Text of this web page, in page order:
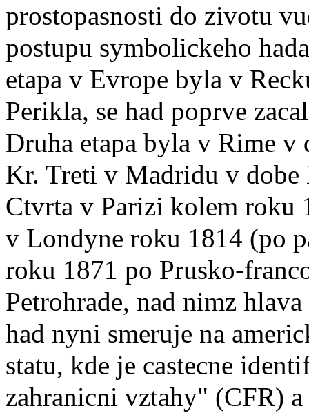
prostopasnosti do zivotu
postupu symbolickeho
etapa v Evrope byla v
Perikla, se had poprve
Druha etapa byla v Rime
Kr. Treti v Madridu v
Ctvrta v Parizi kolem roku
v Londyne roku 1814 (po
roku 1871 po Prusko-
Petrohrade, nad nimz
had nyni smeruje na
statu, kde je castecne
zahranicni vztahy" (CFR)